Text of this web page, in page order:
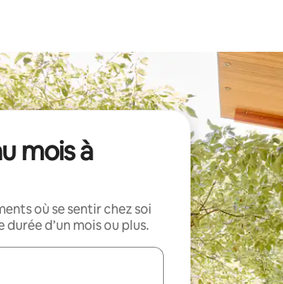
mois à
où se sentir chez soi
d’un mois ou plus.
affichés, parcourez-les en utilisant les flèches